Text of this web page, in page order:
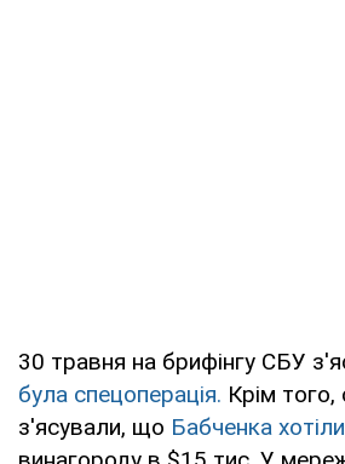
30 травня на брифінгу СБУ
була спецоперація. Крім
з'ясували, що Бабченка